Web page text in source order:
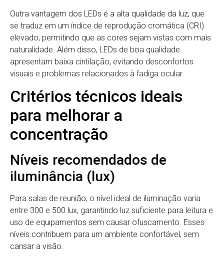
Outra vantagem dos LEDs é a alta qualidade da luz, que
se traduz em um índice de reprodução cromática (CRI)
elevado, permitindo que as cores sejam vistas com mais
naturalidade. Além disso, LEDs de boa qualidade
apresentam baixa cintilação, evitando desconfortos
visuais e problemas relacionados à fadiga ocular.
Critérios técnicos ideais
para melhorar a
concentração
Níveis recomendados de
iluminância (lux)
Para salas de reunião, o nível ideal de iluminação varia
entre 300 e 500 lux, garantindo luz suficiente para leitura e
uso de equipamentos sem causar ofuscamento. Esses
níveis contribuem para um ambiente confortável, sem
cansar a visão.